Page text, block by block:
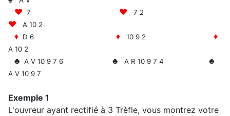
♥ 7 ♥ 7 2
♥ A 10 2
♦ D 6 ♦ 10 9 2 ♦
A 10 2
♣ A V 10 9 7 6 ♣ A R 10 9 7 4 ♣
A V 10 9 7
Exemple 1
L'ouvreur ayant rectifié à 3 Trèfle, vous montrez votre